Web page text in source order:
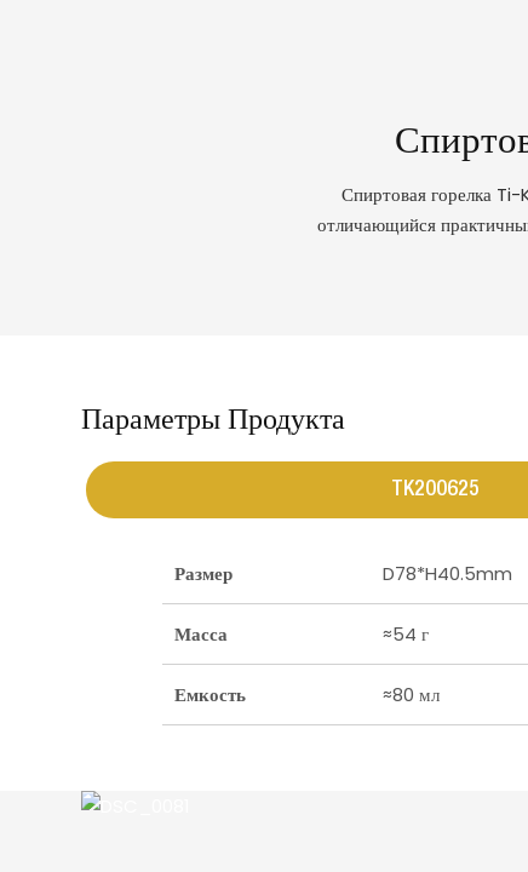
Спиртовая горелка
отличающийся
Параметры Продукта
TK200625
Размер D78*H40.5mm
Масса ≈54 г
Емкость ≈80 мл